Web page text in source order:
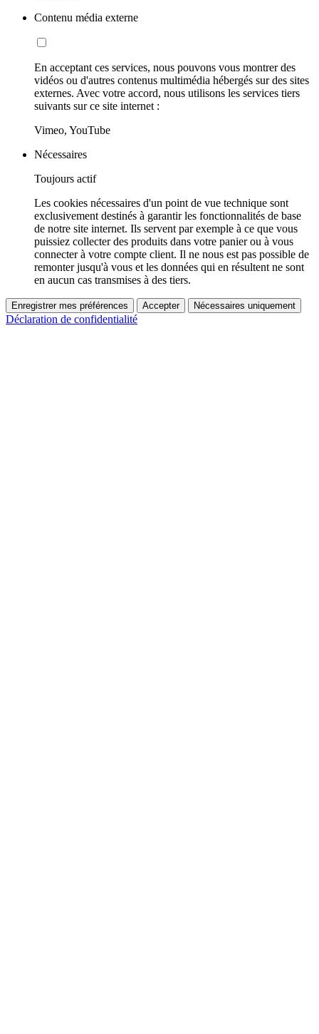
Contenu média externe
En acceptant ces services, nous pouvons vous montrer des
vidéos ou d'autres contenus multimédia hébergés sur des sites
externes. Avec votre accord, nous utilisons les services tiers
suivants sur ce site internet :
Vimeo, YouTube
Nécessaires
Toujours actif
Les cookies nécessaires d'un point de vue technique sont
exclusivement destinés à garantir les fonctionnalités de base
de notre site internet. Ils servent par exemple à ce que vous
puissiez collecter des produits dans votre panier ou à vous
connecter à votre compte client. Il ne nous est pas possible de
remonter jusqu'à vous et les données qui en résultent ne sont
en aucun cas transmises à des tiers.
Enregistrer mes préférences Accepter Nécessaires uniquement
Déclaration de confidentialité